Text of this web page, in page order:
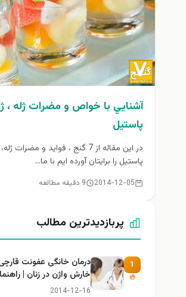
آشنايي با خواص و مضرات ژله ،
پاستيل
در اين مقاله از 7 گنج ، فوايد و مضرات
پاستيل را برايتان آورده ايم با ما...
2014-12-05 9 دقیقه مطالعه
پربازدیدترین مطالب
1
درمان خانگی عفونت
خارش واژن در زنان |
ایمن و کاربردی
2014-12-16